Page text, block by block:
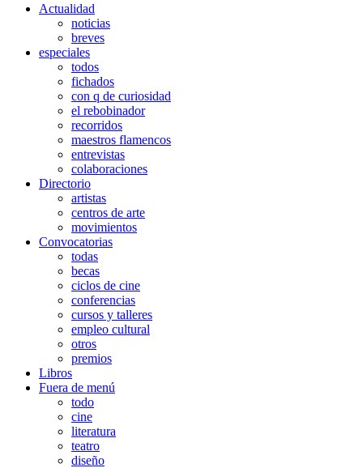
Actualidad
noticias
breves
especiales
todos
fichados
con q de curiosidad
el rebobinador
recorridos
maestros flamencos
entrevistas
colaboraciones
Directorio
artistas
centros de arte
movimientos
Convocatorias
todas
becas
ciclos de cine
conferencias
cursos y talleres
empleo cultural
otros
premios
Libros
Fuera de menú
todo
cine
literatura
teatro
diseño